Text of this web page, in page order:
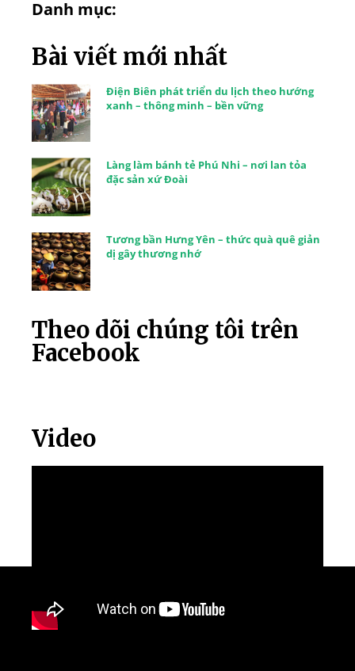
Danh mục:
Bài viết mới nhất
Điện Biên phát triển du lịch theo hướng
xanh – thông minh – bền vững
Làng làm bánh tẻ Phú Nhi – nơi lan tỏa
đặc sản xứ Đoài
Tương bần Hưng Yên – thức quà quê giản
dị gây thương nhớ
Theo dõi chúng tôi trên
Facebook
Video